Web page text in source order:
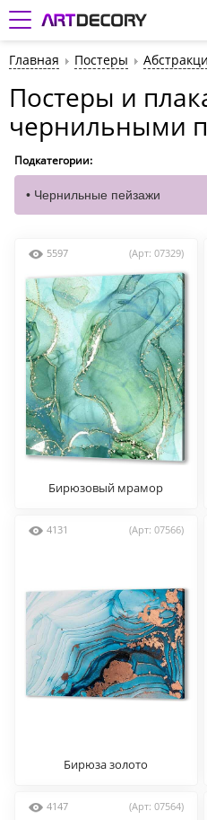
Главная Постеры
Постеры и
чернильными
Подкатегории:
5597 (Арт: 07329)
Бирюзовый мрамор
4131 (Арт: 07566)
Бирюза золото
4147 (Арт: 07564)